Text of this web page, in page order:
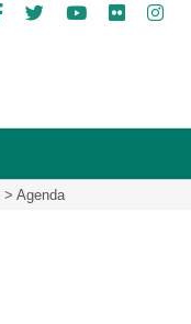
Facebook
Twitter YouTube
Flickr
> Agenda